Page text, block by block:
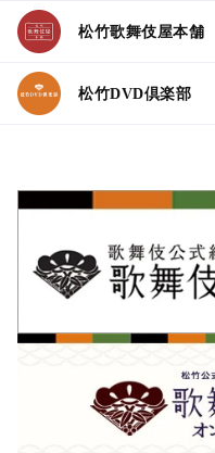
松竹歌舞伎屋本舗
松竹DVD倶楽部